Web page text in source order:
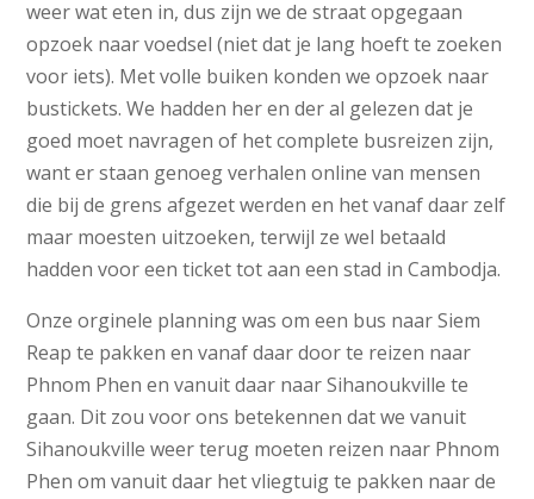
weer wat eten in, dus zijn we de straat opgegaan
opzoek naar voedsel (niet dat je lang hoeft te zoeken
voor iets). Met volle buiken konden we opzoek naar
bustickets. We hadden her en der al gelezen dat je
goed moet navragen of het complete busreizen zijn,
want er staan genoeg verhalen online van mensen
die bij de grens afgezet werden en het vanaf daar zelf
maar moesten uitzoeken, terwijl ze wel betaald
hadden voor een ticket tot aan een stad in Cambodja.
Onze orginele planning was om een bus naar Siem
Reap te pakken en vanaf daar door te reizen naar
Phnom Phen en vanuit daar naar Sihanoukville te
gaan. Dit zou voor ons betekennen dat we vanuit
Sihanoukville weer terug moeten reizen naar Phnom
Phen om vanuit daar het vliegtuig te pakken naar de